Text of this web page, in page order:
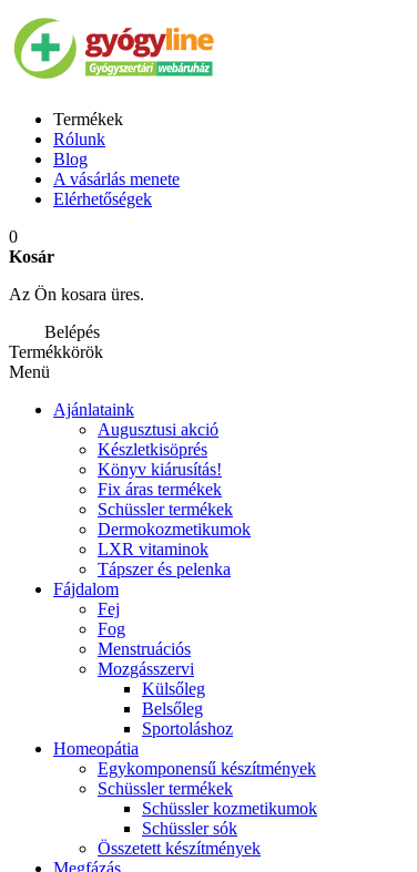
Termékek
Rólunk
Blog
A vásárlás menete
Elérhetőségek
0
Kosár
Az Ön kosara üres.
Belépés
Termékkörök
Menü
Ajánlataink
Augusztusi akció
Készletkisöprés
Könyv kiárusítás!
Fix áras termékek
Schüssler termékek
Dermokozmetikumok
LXR vitaminok
Tápszer és pelenka
Fájdalom
Fej
Fog
Menstruációs
Mozgásszervi
Külsőleg
Belsőleg
Sportoláshoz
Homeopátia
Egykomponensű készítmények
Schüssler termékek
Schüssler kozmetikumok
Schüssler sók
Összetett készítmények
Megfázás